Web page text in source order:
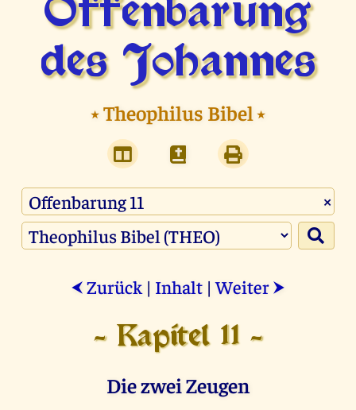
Offenbarung
des Johannes
⭑Theophilus Bibel⭑
×
⮜ Zurück | Inhalt |Weiter ⮞
- Kapitel 11 -
Die zwei Zeugen